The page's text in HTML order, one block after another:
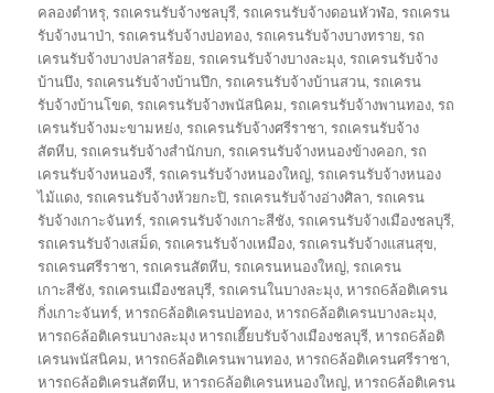
คลองตำหรุ,รถเครนรับจ้างชลบุรี,รถเครนรับจ้างดอนหัวฬ่อ,รถเครน
รับจ้างนาป่า,รถเครนรับจ้างบ่อทอง,รถเครนรับจ้างบางทราย,รถ
เครนรับจ้างบางปลาสร้อย,รถเครนรับจ้างบางละมุง,รถเครนรับจ้าง
บ้านบึง,รถเครนรับจ้างบ้านปึก,รถเครนรับจ้างบ้านสวน,รถเครน
รับจ้างบ้านโขด,รถเครนรับจ้างพนัสนิคม,รถเครนรับจ้างพานทอง,รถ
เครนรับจ้างมะขามหย่ง,รถเครนรับจ้างศรีราชา,รถเครนรับจ้าง
สัตหีบ,รถเครนรับจ้างสำนักบก,รถเครนรับจ้างหนองข้างคอก,รถ
เครนรับจ้างหนองรี,รถเครนรับจ้างหนองใหญ่,รถเครนรับจ้างหนอง
ไม้แดง,รถเครนรับจ้างห้วยกะปิ,รถเครนรับจ้างอ่างศิลา,รถเครน
รับจ้างเกาะจันทร์,รถเครนรับจ้างเกาะสีชัง,รถเครนรับจ้างเมืองชลบุรี,
รถเครนรับจ้างเสม็ด,รถเครนรับจ้างเหมือง,รถเครนรับจ้างแสนสุข,
รถเครนศรีราชา,รถเครนสัตหีบ,รถเครนหนองใหญ่,รถเครน
เกาะสีชัง,รถเครนเมืองชลบุรี,รถเครนในบางละมุง,หารถ6ล้อติเครน
กิ่งเกาะจันทร์,หารถ6ล้อติเครนบ่อทอง,หารถ6ล้อติเครนบางละมุง,
หารถ6ล้อติเครนบางละมุง หารถเฮี๊ยบรับจ้างเมืองชลบุรี,หารถ6ล้อติ
เครนพนัสนิคม,หารถ6ล้อติเครนพานทอง,หารถ6ล้อติเครนศรีราชา,
หารถ6ล้อติเครนสัตหีบ,หารถ6ล้อติเครนหนองใหญ่,หารถ6ล้อติเครน